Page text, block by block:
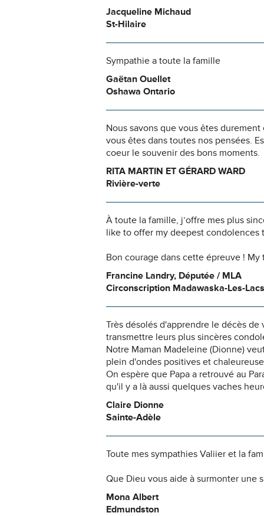
Jacqueline Michaud
St-Hilaire
Sympathie a toute la famille
Gaëtan Ouellet
Oshawa Ontario
Nous savons que vous êtes
vous êtes dans toutes nos pensées.
coeur le souvenir des bons moments.
RITA MARTIN ET GÉRARD WARD
Rivière-verte
À toute la famille, j’offre mes plus
like to offer my deepest condolences
Bon courage dans cette épreuve !
Francine Landry, Députée / MLA
Circonscription Madawaska-Les-
Très désolés d'apprendre le décès
transmettre leurs plus sincères
Notre Maman Madeleine (Dionne)
plein d'ondes positives et
On espère que Papa a retrouvé au
qu'il y a là aussi quelques vaches
Claire Dionne
Sainte-Adèle
Toute mes sympathies Valiier et la
Que Dieu vous aide à surmonter une
Mona Albert
Edmundston